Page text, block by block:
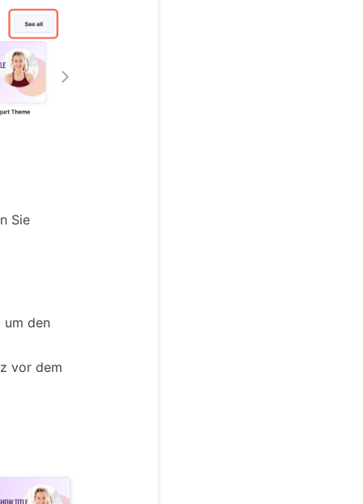
Sie
um den
vor dem